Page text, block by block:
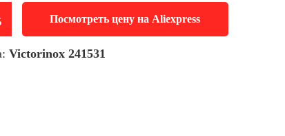
Посмотреть цену на Aliexpress
Victorinox 241531